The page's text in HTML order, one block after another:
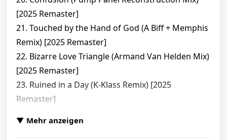
[2025 Remaster]
21. Touched by the Hand of God (A Biff + Memphis
Remix) [2025 Remaster]
22. Bizarre Love Triangle (Armand Van Helden Mix)
[2025 Remaster]
23. Ruined in a Day (K-Klass Remix) [2025
Remaster]
25. Age of Consent (Howie B. Remix) [2025
▼ Mehr anzeigen